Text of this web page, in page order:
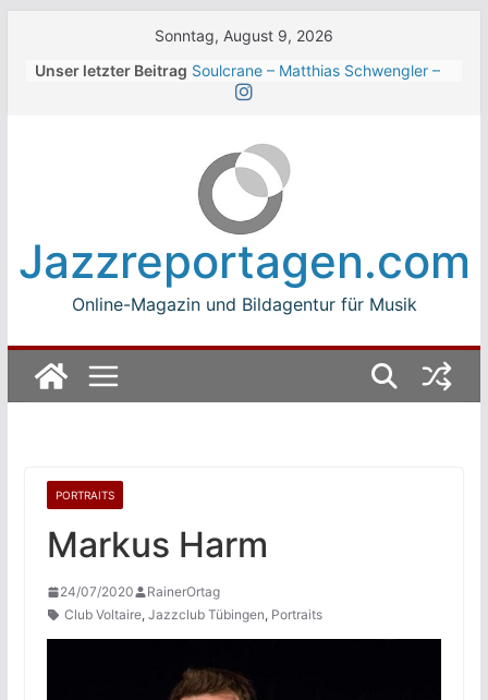
Sonntag, August 9, 2026
Unser letzter Beitrag Soulcrane – Matthias Schwengler –
Walter Trout Band beim Winterbach
Zeltspektakel 2026
The Cinelli Brothers beim
Winterbach Zeltspektakel 2026
Jean-Michel Jarre bei den jazz open
Modena auf der Piazza Roma 2026
Jazzreportagen.com
Online-Magazin und Bildagentur für Musik
PORTRAITS
Markus Harm
24/07/2020
RainerOrtag
Club Voltaire, Jazzclub Tübingen, Portraits